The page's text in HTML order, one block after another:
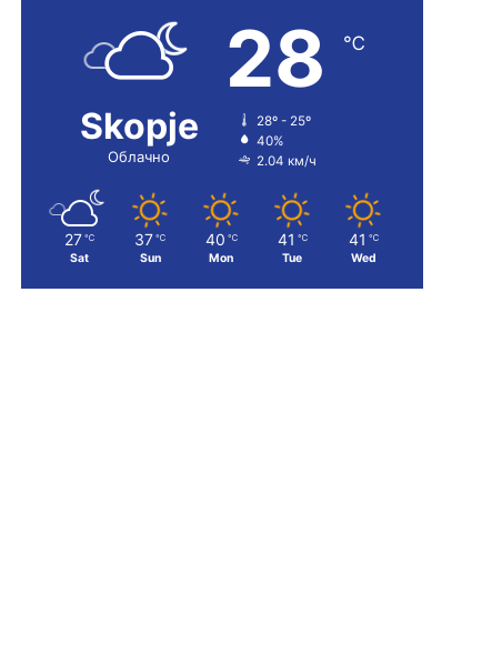
Skopje
Облачно
28 ℃
28º - 25º
40%
2.04 км/ч
27 ℃
Sat
37 ℃
Sun
40 ℃
Mon
41 ℃
Tue
41 ℃
Wed